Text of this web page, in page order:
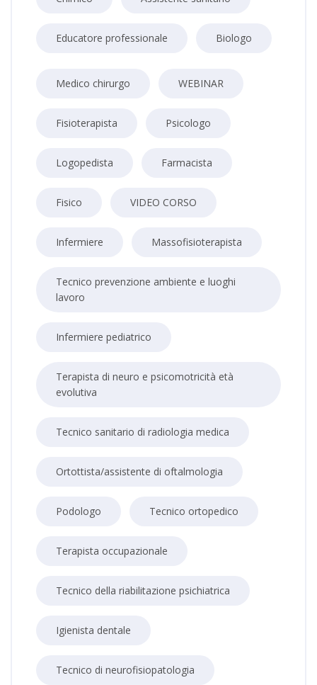
Educatore professionale Biologo
Medico chirurgo WEBINAR
Fisioterapista Psicologo
Logopedista Farmacista
Fisico VIDEO CORSO
Infermiere Massofisioterapista
Tecnico prevenzione ambiente e luoghi
lavoro
Infermiere pediatrico
Terapista di neuro e psicomotricità età
evolutiva
Tecnico sanitario di radiologia medica
Ortottista/assistente di oftalmologia
Podologo Tecnico ortopedico
Terapista occupazionale
Tecnico della riabilitazione psichiatrica
Igienista dentale
Tecnico di neurofisiopatologia